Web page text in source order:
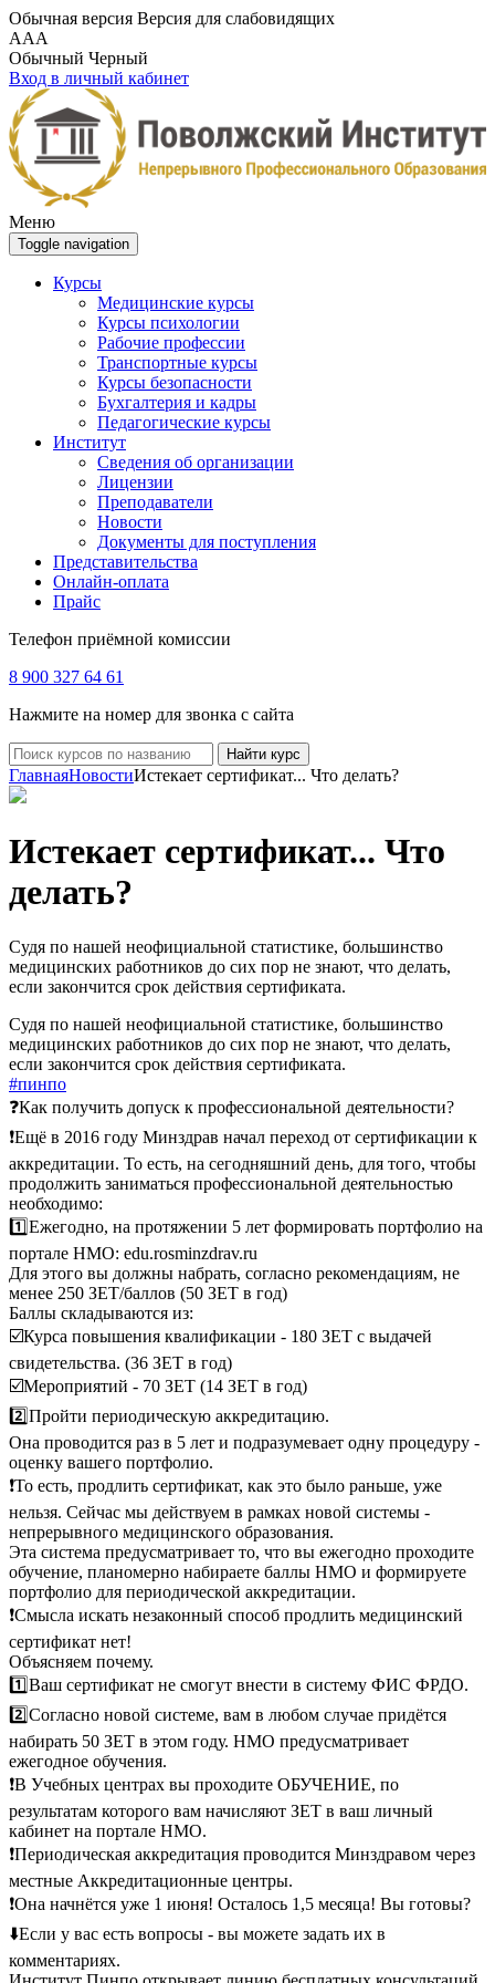
Обычная версия Версия для слабовидящих
AAA
Обычный Черный
Вход в личный кабинет
Меню
Toggle navigation
Курсы
Медицинские курсы
Курсы психологии
Рабочие профессии
Транспортные курсы
Курсы безопасности
Бухгалтерия и кадры
Педагогические курсы
Институт
Сведения об организации
Лицензии
Преподаватели
Новости
Документы для поступления
Представительства
Онлайн-оплата
Прайс
Телефон приёмной комиссии
8 900 327 64 61
Нажмите на номер для звонка с сайта
Найти курс
ГлавнаяНовостиИстекает сертификат... Что делать?
Истекает сертификат... Что
делать?
Судя по нашей неофициальной статистике, большинство
медицинских работников до сих пор не знают, что делать,
если закончится срок действия сертификата.
Судя по нашей неофициальной статистике, большинство
медицинских работников до сих пор не знают, что делать,
если закончится срок действия сертификата.
#пинпо
❓Как получить допуск к профессиональной деятельности?
❗️Ещё в 2016 году Минздрав начал переход от сертификации к
аккредитации. То есть, на сегодняшний день, для того, чтобы
продолжить заниматься профессиональной деятельностью
необходимо:
1️⃣Ежегодно, на протяжении 5 лет формировать портфолио на
портале НМО: edu.rosminzdrav.ru
Для этого вы должны набрать, согласно рекомендациям, не
менее 250 ЗЕТ/баллов (50 ЗЕТ в год)
Баллы складываются из:
☑️Курса повышения квалификации - 180 ЗЕТ с выдачей
свидетельства. (36 ЗЕТ в год)
☑️Мероприятий - 70 ЗЕТ (14 ЗЕТ в год)
2️⃣Пройти периодическую аккредитацию.
Она проводится раз в 5 лет и подразумевает одну процедуру -
оценку вашего портфолио.
❗️То есть, продлить сертификат, как это было раньше, уже
нельзя. Сейчас мы действуем в рамках новой системы -
непрерывного медицинского образования.
Эта система предусматривает то, что вы ежегодно проходите
обучение, планомерно набираете баллы НМО и формируете
портфолио для периодической аккредитации.
❗️Смысла искать незаконный способ продлить медицинский
сертификат нет!
Объясняем почему.
1️⃣Ваш сертификат не смогут внести в систему ФИС ФРДО.
2️⃣Согласно новой системе, вам в любом случае придётся
набирать 50 ЗЕТ в этом году. НМО предусматривает
ежегодное обучения.
❗️В Учебных центрах вы проходите ОБУЧЕНИЕ, по
результатам которого вам начисляют ЗЕТ в ваш личный
кабинет на портале НМО.
❗️Периодическая аккредитация проводится Минздравом через
местные Аккредитационные центры.
❗️Она начнётся уже 1 июня! Осталось 1,5 месяца! Вы готовы?
⬇️Если у вас есть вопросы - вы можете задать их в
комментариях.